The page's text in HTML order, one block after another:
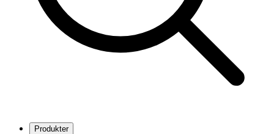
Produkter